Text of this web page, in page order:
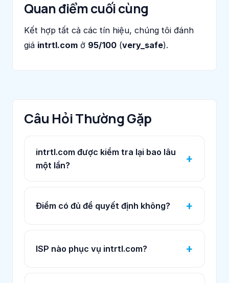
Quan điểm cuối cùng
Kết hợp tất cả các tín hiệu, chúng tôi đánh
giá intrtl.com ở 95/100 (very_safe).
Câu Hỏi Thường Gặp
intrtl.com được kiểm tra lại bao lâu
một lần?
Điểm có đủ để quyết định không?
ISP nào phục vụ intrtl.com?